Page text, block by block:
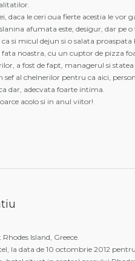
daca le ceri oua fierte acestia le vor
afumata este, desigur, dar pe o
ca si micul dejun si o salata
noastra, cu un cuptor de pizza
a fost de fapt, managerul si
sef al chelnerilor pentru ca aici,
dar, adecvata foarte intima.
acolo si in anul viitor!
Island, Greece.
la data de 10 octombrie 2012